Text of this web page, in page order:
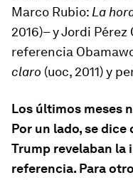
Marco Rubio: La
2016)– y Jordi
referencia
claro (uoc, 2011) y
Los últimos meses
Por un lado, se
Trump revelaban la
referencia. Para